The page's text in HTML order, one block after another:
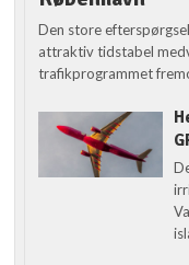
Den store
attraktiv tidstabel
trafikprogrammet